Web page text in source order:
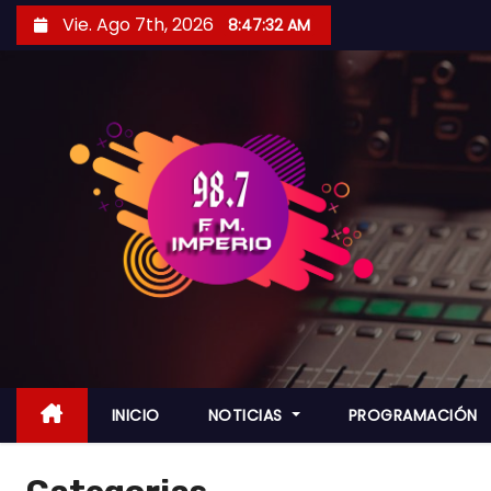
i
Vie. Ago 7th, 2026 8:47:34 AM
INICIO NOTICIAS PROGRAMACIÓN